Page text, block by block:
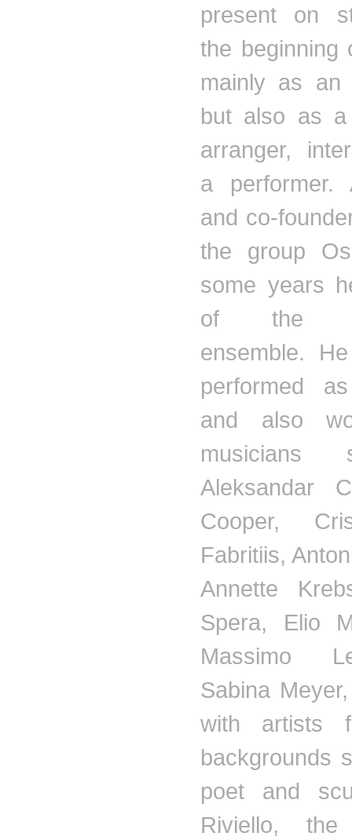
present on
the beginning
mainly as an
but also as a
arranger,
a performer.
and co-
the group
some years
of
ensemble.
performed
and also
musicians
Aleksandar
Cooper,
Fabritiis,
Annette
Spera, Elio
Massimo
Sabina
with artists
backgrounds
poet and
Riviello, the